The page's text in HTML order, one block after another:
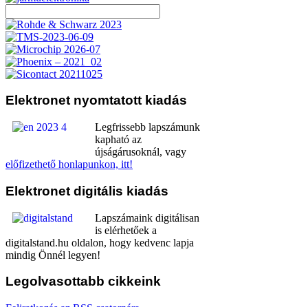
Elektronet nyomtatott kiadás
Legfrissebb lapszámunk
kapható az
újságárusoknál, vagy
előfizethető honlapunkon, itt!
Elektronet digitális kiadás
Lapszámaink digitálisan
is elérhetőek a
digitalstand.hu oldalon, hogy kedvenc lapja
mindig Önnél legyen!
Legolvasottabb cikkeink